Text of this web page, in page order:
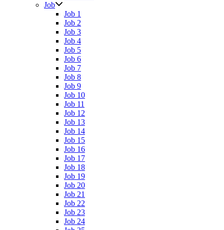
Job
Job 1
Job 2
Job 3
Job 4
Job 5
Job 6
Job 7
Job 8
Job 9
Job 10
Job 11
Job 12
Job 13
Job 14
Job 15
Job 16
Job 17
Job 18
Job 19
Job 20
Job 21
Job 22
Job 23
Job 24